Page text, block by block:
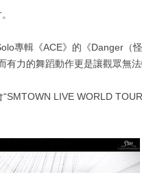
專輯《ACE》的《Danger（
力的舞蹈動作更是讓觀眾無法
LIVE WORLD